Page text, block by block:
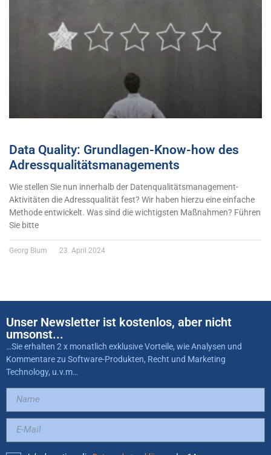
Data Quality: Grundlagen-Know-how des
Adressqualitätsmanagements
Wie stellen Sie nun innerhalb der Datenqualitätsmanagement-
Aktivitäten die Adressqualität fest? Wir haben hierzu eine einfache
Methode entwickelt. Was sind die wichtigsten Maßnahmen? Führen
Sie bitte
Georg Blum 23. April 2024
Unser Newsletter ist kostenlos, aber nicht
umsonst...
…Sie erhalten 2 x monatlich exklusive Vorteile, wie Analysen und
Kommentare zu Software-Produkten, Recht und Marketing
Technology, u.v.m…